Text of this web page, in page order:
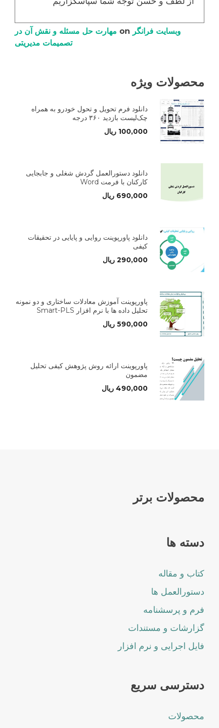
وبسایت فرانگر
مهارت حل مسئله و نقش آن در
تصمیمات مدیریتی
محصولات ویژه
دانلود فرم تحویل و تحول خودرو به همراه
چک‌لیست بازدید ۳۶۰ درجه
100,000 ریال
دانلود دستورالعمل گردش شغلی و جابجایی
کارکنان با فرمت Word
690,000 ریال
دانلود پاورپوینت روایی و پایایی در تحقیقات
کیفی
290,000 ریال
پاورپوینت آموزش معادلات ساختاری و دو نمونه
تحلیل داده ها با نرم افزار Smart-PLS
590,000 ریال
پاورپوینت ارائه روش پژوهش کیفی تحلیل
مضمون
490,000 ریال
محصولات برتر
دسته ها
کتاب و مقاله
دستورالعمل ها
فرم و پرسشنامه
گزارشات و مستندات
فایل اجرایی و نرم افزار
دسترسی سریع
محصولات